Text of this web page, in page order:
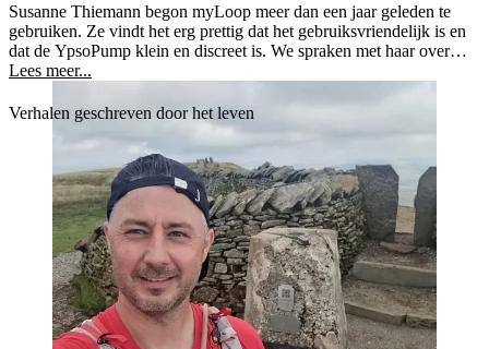
Susanne Thiemann begon myLoop meer dan een jaar geleden te
gebruiken. Ze vindt het erg prettig dat het gebruiksvriendelijk is en
dat de YpsoPump klein en discreet is. We spraken met haar over
haar ervaringen met myLoop en haar persoonlijke diabetesblog.
Lees meer...
Verhalen geschreven door het leven